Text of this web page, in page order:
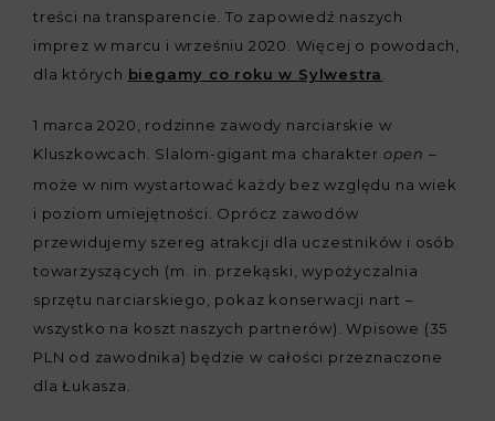
treści na transparencie. To zapowiedź naszych
imprez w marcu i wrześniu 2020. Więcej o powodach,
dla których biegamy co roku w Sylwestra
1 marca 2020, rodzinne zawody narciarskie w
Kluszkowcach. Slalom-gigant ma charakter open –
może w nim wystartować każdy bez względu na wiek
i poziom umiejętności. Oprócz zawodów
przewidujemy szereg atrakcji dla uczestników i osób
towarzyszących (m. in. przekąski, wypożyczalnia
sprzętu narciarskiego, pokaz konserwacji nart –
wszystko na koszt naszych partnerów). Wpisowe (35
PLN od zawodnika) będzie w całości przeznaczone
dla Łukasza.